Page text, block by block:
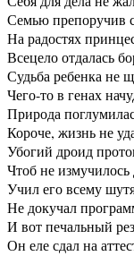
Семью препоручив
На радостях
Всецело отдалась
Судьба ребенка не
Чего-то в генах
Природа
Короче, жизнь не
Убогий дроид
Чтоб не измучилось
Учил его всему
Не докучал
И вот печальный
Он еле сдал на